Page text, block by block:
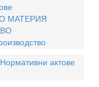
МАТЕРИЯ
Нормативни актове